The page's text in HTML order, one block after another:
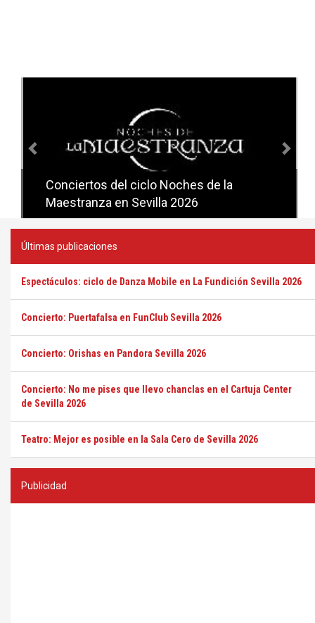
Conciertos del ciclo Noches de la
Maestranza en Sevilla 2026
Conciertos del ciclo Candlelight en
Sevilla
Últimas publicaciones
Espectáculos: ciclo de Danza Mobile en La Fundición Sevilla 2026
Concierto: Puertafalsa en FunClub Sevilla 2026
Concierto: Orishas en Pandora Sevilla 2026
Concierto: No me pises que llevo chanclas en el Cartuja Center
de Sevilla 2026
Teatro: Mejor es posible en la Sala Cero de Sevilla 2026
Publicidad